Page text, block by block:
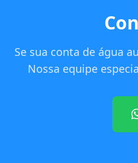
Se sua conta de água
Nossa equipe